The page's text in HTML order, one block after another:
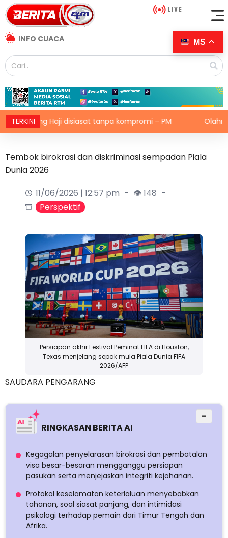
INFO CUACA
TERKINI
disiasat tanpa kompromi – PM Olahraga WPKL
Tembok birokrasi dan diskriminasi sempadan Piala
Dunia 2026
11/06/2026 | 12:57 pm
👁 148
Perspektif
Persiapan akhir Festival Peminat FIFA di Houston,
Texas menjelang sepak mula Piala Dunia FIFA
2026/AFP
SAUDARA PENGARANG
RINGKASAN BERITA AI
−
Kegagalan penyelarasan birokrasi dan pembatalan
visa besar-besaran mengganggu persiapan
pasukan serta menjejaskan integriti kejohanan.
Protokol keselamatan keterlaluan menyebabkan
tahanan, soal siasat panjang, dan intimidasi
psikologi terhadap pemain dari Timur Tengah dan
Afrika.
MS